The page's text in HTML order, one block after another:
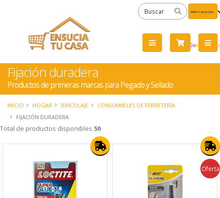
by
Fijación duradera
Productos de primeras marcas para Pegado y Sellado
INICIO HOGAR BRICOLAJE
CONSUMIBLES DE FERRETERÍA
FIJACIÓN DURADERA
Total de productos disponibles 50
Oferta